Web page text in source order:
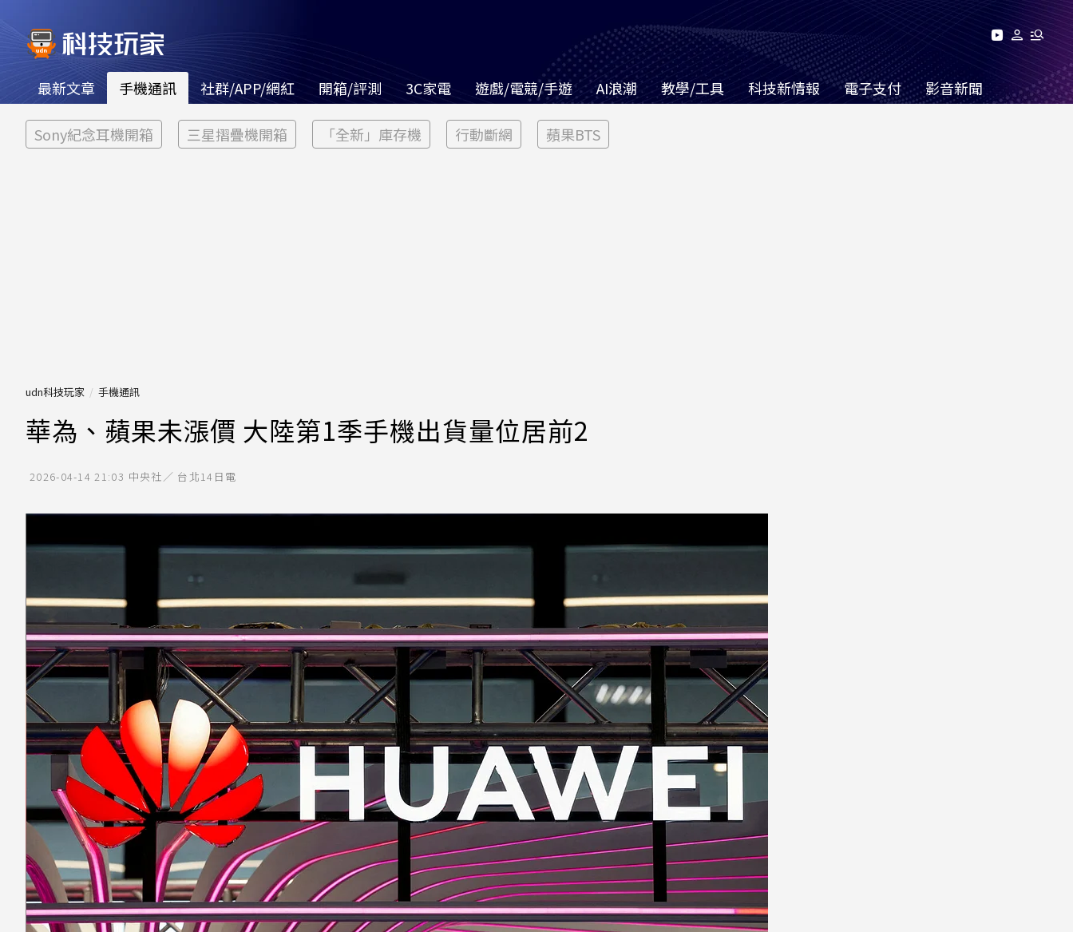
最新文章 手機通訊 社群/APP/網紅 開箱/評測 3C家電 遊戲/電競/手遊 AI浪潮 教學/工具 科技新情報 電子支付 影音新聞
Sony紀念耳機開箱 三星摺疊機開箱 「全新」庫存機 行動斷網 蘋果BTS
udn科技玩家 手機通訊
華為、蘋果未漲價 大陸第1季手機出貨量位居前2
2026-04-14 21:03 中央社／ 台北14日電